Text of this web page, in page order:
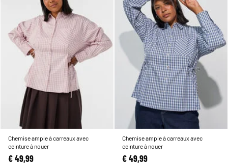
Chemise ample à carreaux avec
ceinture à nouer
€ 49,99
Chemise ample à carreaux avec
ceinture à nouer
€ 49,99